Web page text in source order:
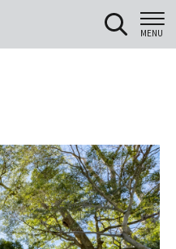
MENU